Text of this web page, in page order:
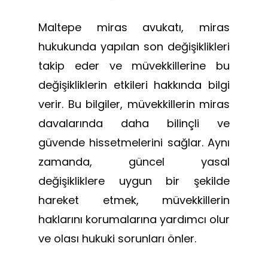
Maltepe miras avukatı, miras
hukukunda yapılan son değişiklikleri
takip eder ve müvekkillerine bu
değişikliklerin etkileri hakkında bilgi
verir. Bu bilgiler, müvekkillerin miras
davalarında daha bilinçli ve
güvende hissetmelerini sağlar. Aynı
zamanda, güncel yasal
değişikliklere uygun bir şekilde
hareket etmek, müvekkillerin
haklarını korumalarına yardımcı olur
ve olası hukuki sorunları önler.